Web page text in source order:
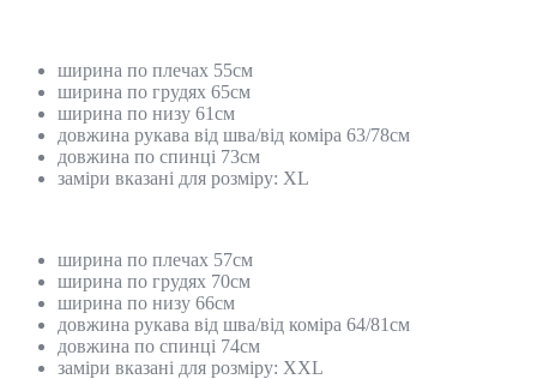
ширина по плечах 55см
ширина по грудях 65см
ширина по низу 61см
довжина рукава від шва/від коміра 63/78см
довжина по спинці 73см
заміри вказані для розміру: XL
ширина по плечах 57см
ширина по грудях 70см
ширина по низу 66см
довжина рукава від шва/від коміра 64/81см
довжина по спинці 74см
заміри вказані для розміру: XXL